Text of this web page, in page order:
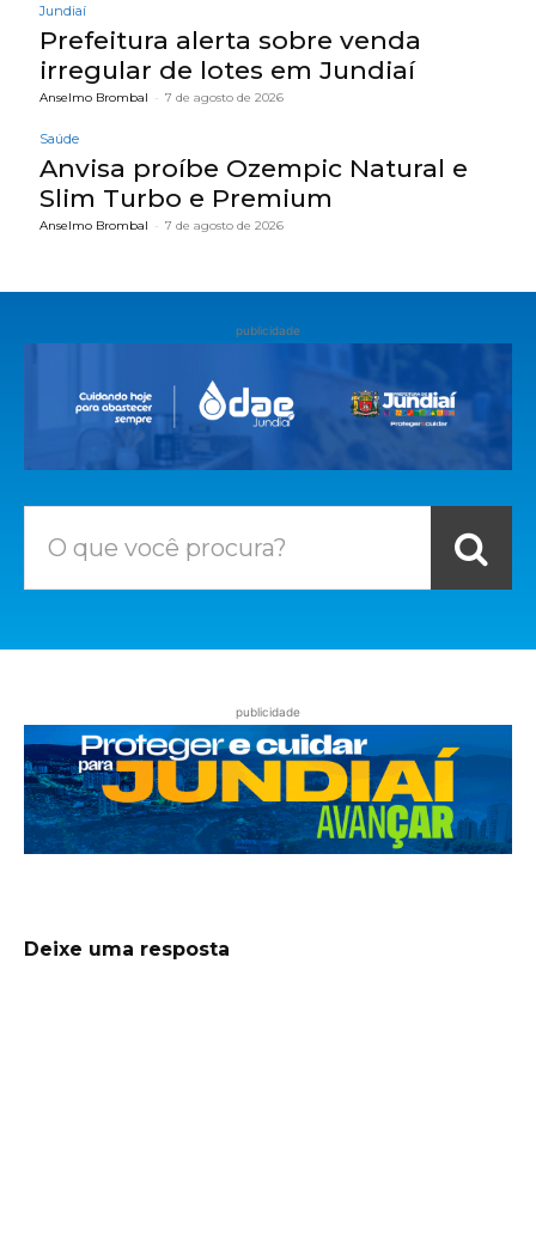
Jundiaí
Prefeitura alerta sobre venda
irregular de lotes em Jundiaí
Anselmo Brombal - 7 de agosto de 2026
Saúde
Anvisa proíbe Ozempic Natural e
Slim Turbo e Premium
Anselmo Brombal - 7 de agosto de 2026
publicidade
O que você procura?
publicidade
Deixe uma resposta